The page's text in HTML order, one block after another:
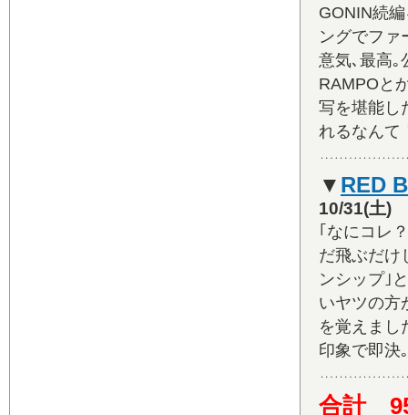
GONIN続
ングでファ
意気､最高｡
RAMPOと
写を堪能し
れるなんて
▼ RED
10/31(土)
｢なにコレ
だ飛ぶだけ
ンシップ｣
いヤツの方
を覚えまし
印象で即決｡
合計